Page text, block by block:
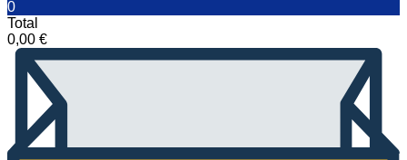
0
Total
0,00 €